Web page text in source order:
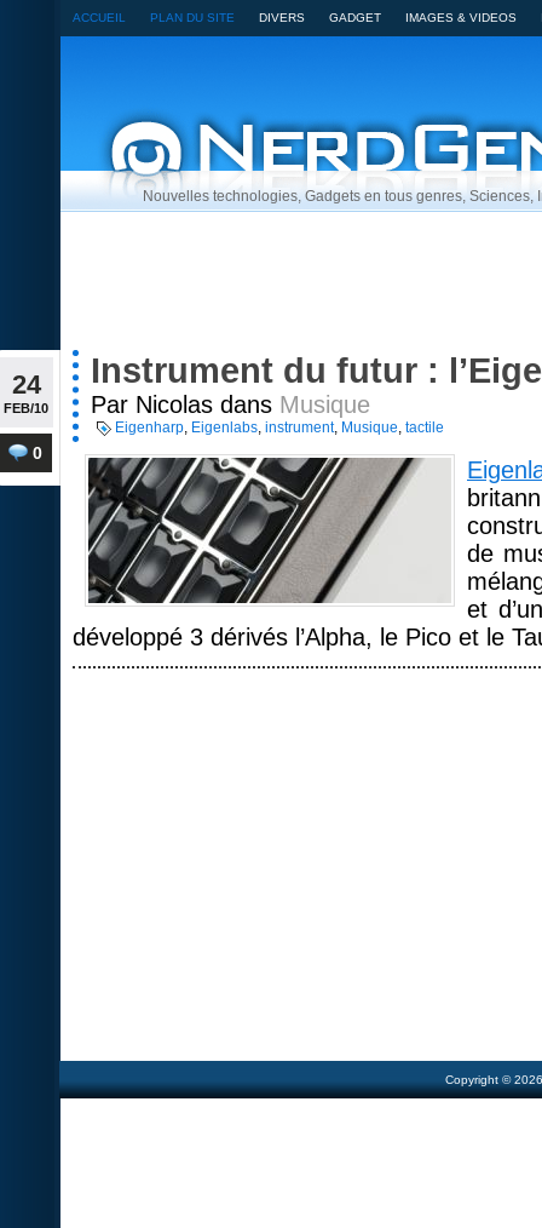
ACCUEIL PLAN DU SITE DIVERS GADGET IMAGES & VIDEOS
Nouvelles technologies, Gadgets en tous genres,
Instrument du futur :
24
FEB/10
0
Par Nicolas dans Musique
Eigenharp, Eigenlabs, instrument, Musique, tactile
de
et
développé 3 dérivés l’Alpha, le Pico et le
Copyright ©